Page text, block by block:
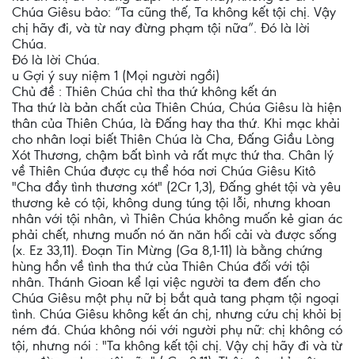
Chúa Giêsu bảo: “Ta cũng thế, Ta không kết tội chị. Vậy
chị hãy đi, và từ nay đừng phạm tội nữa”. Đó là lời
Chúa.
Ðó là lời Chúa.
u Gợi ý suy niệm 1 (Mọi người ngồi)
Chủ đề : Thiên Chúa chỉ tha thứ không kết án
Tha thứ là bản chất của Thiên Chúa, Chúa Giêsu là hiện
thân của Thiên Chúa, là Đấng hay tha thứ. Khi mạc khải
cho nhân loại biết Thiên Chúa là Cha, Đấng Giầu Lòng
Xót Thương, chậm bất bình vả rất mực thứ tha. Chân lý
về Thiên Chúa được cụ thể hóa nơi Chúa Giêsu Kitô
"Cha đầy tình thương xót" (2Cr 1,3), Đấng ghét tội và yêu
thương kẻ có tội, không dung túng tội lỗi, nhưng khoan
nhân với tội nhân, vì Thiên Chúa không muốn kẻ gian ác
phải chết, nhưng muốn nó ăn năn hối cải và được sống
(x. Ez 33,11). Đoạn Tin Mừng (Ga 8,1-11) là bằng chứng
hùng hồn về tình tha thứ của Thiên Chúa đối với tội
nhân. Thánh Gioan kể lại việc người ta đem đến cho
Chúa Giêsu một phụ nữ bị bắt quả tang phạm tội ngoại
tình. Chúa Giêsu không kết án chị, nhưng cứu chị khỏi bị
ném đá. Chúa không nói với người phụ nữ: chị không có
tội, nhưng nói : "Ta không kết tội chị. Vậy chị hãy đi và từ